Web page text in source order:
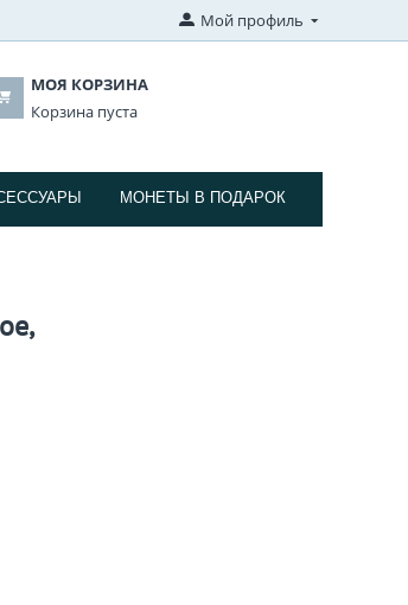
Мой профиль
МОЯ КОРЗИНА
Корзина пуста
МОНЕТЫ В ПОДАРОК